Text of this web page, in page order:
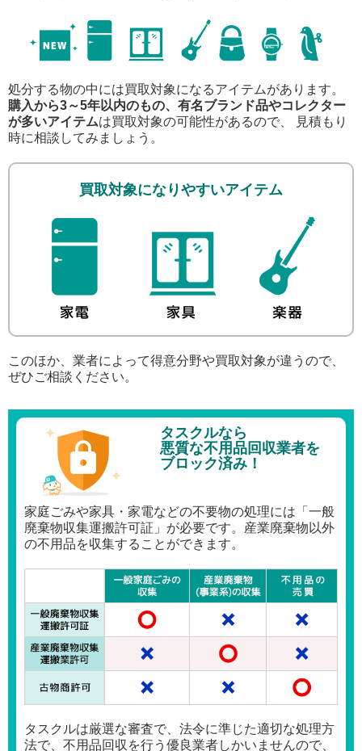
処分する物の中には買取対象になるアイテムがあります。
購入から3～5年以内のもの、有名ブランド品やコレクター
が多いアイテムは買取対象の可能性があるので、 見積もり
時に相談してみましょう。
買取対象になりやすいアイテム
このほか、業者によって得意分野や買取対象が違うので、
ぜひご相談ください。
タスクルなら
悪質な不用品回収業者を
ブロック済み！
家庭ごみや家具・家電などの不要物の処理には「一般
廃棄物収集運搬許可証」が必要です。産業廃棄物以外
の不用品を収集することができます。
タスクルは厳選な審査で、法令に準じた適切な処理方
法で、不用品回収を行う優良業者しかいませんので、